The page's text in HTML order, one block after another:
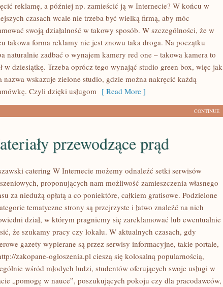
reklamę, a później np. zamieścić ją w Internecie? W końcu w
czasach wcale nie trzeba być wielką firmą, aby móc
swoją działalność w takowy sposób. W szczególności, że w
takowa forma reklamy nie jest znowu taka droga. Na początku
naturalnie zadbać o wynajem kamery red one – takowa kamera to
w dziesiątkę. Trzeba oprócz tego wynająć studio green box, więc jak
nazwa wskazuje zielone studio, gdzie można nakręcić każdą
Czyli dzięki usługom [ Read More ]
CONTINUE
przewodzące prąd
catering W Internecie możemy odnaleźć setki serwisów
proponujących nam możliwość zamieszczenia własnego
za niedużą opłatą a co poniektóre, całkiem gratisowe. Podzielone
tematyczne strony są przejrzyste i łatwo znaleźć na nich
dział, w którym pragniemy się zareklamować lub ewentualnie
że szukamy pracy czy lokalu. W aktualnych czasach, gdy
gazety wypierane są przez serwisy informacyjne, takie portale,
zakopane-ogloszenia.pl cieszą się kolosalną popularnością,
wśród młodych ludzi, studentów oferujących swoje usługi w
„pomogę w nauce”, poszukujących pokoju czy dla pracodawców,